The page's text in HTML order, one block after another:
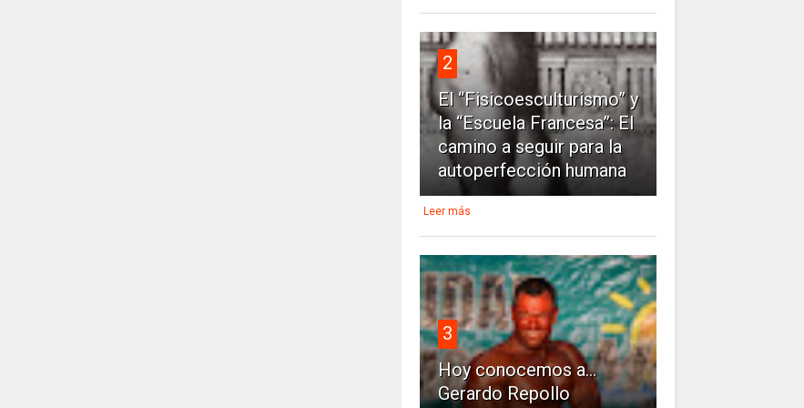
2
El “Fisicoesculturismo” y
la “Escuela Francesa”: El
camino a seguir para la
autoperfección humana
Leer más
3
Hoy conocemos a...
Gerardo Repollo